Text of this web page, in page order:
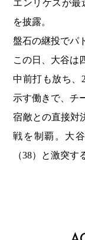
エンリケスが最
を披露。
盤石の継投でパ
この日、大谷は
中前打も放ち、
示す働きで、チ
宿敵との直接対
戦を制覇。大
（38）と激突す